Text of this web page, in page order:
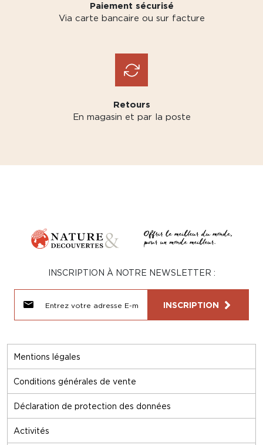
Paiement sécurisé
Via carte bancaire ou sur facture
Retours
En magasin et par la poste
Mentions légales
Conditions générales de vente
Déclaration de protection des données
Activités
INSCRIPTION À NOTRE NEWSLETTER :
INSCRIPTION